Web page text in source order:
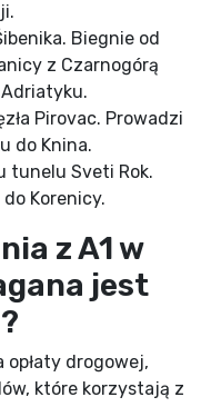
Biegnie od
z Czarnogórą
Pirovac. Prowadzi
do Knina.
tunelu Sveti Rok.
Korenicy.
z A1 w
jest
drogowej,
które korzystają z